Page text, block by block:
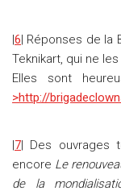
|6| Réponses de la
Teknikart, qui ne
Elles sont
>http://
|7| Des ouvrages
encore Le
de la